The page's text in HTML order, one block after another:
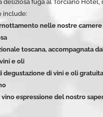
fuga al Torciano Hotel,
include:
nelle nostre camere
toscana, accompagnata
e oli
degustazione di vini e oli
vino espressione del nostro